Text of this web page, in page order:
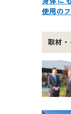
使用の
取材